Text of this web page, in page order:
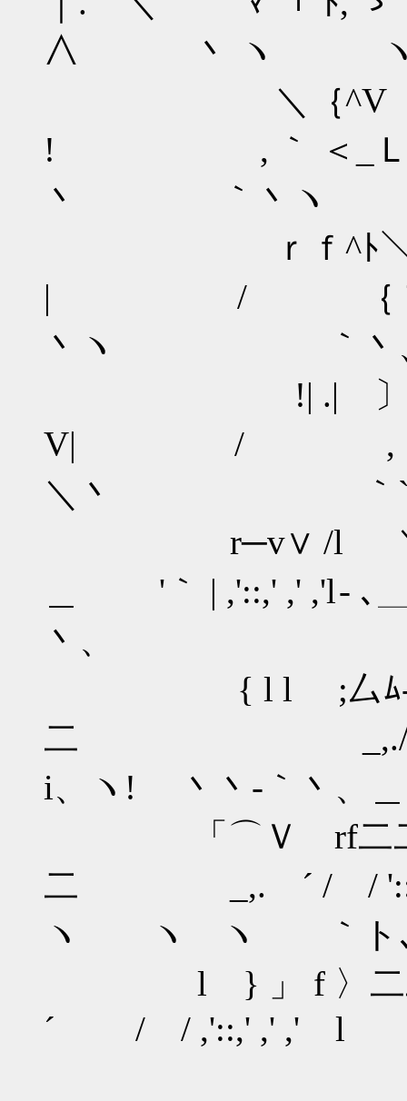
∧ 丶 ヽ ヽ
＼｛^V
! , ｀ ＜_Ｌ
丶 ｀丶ヽ
ｒｆ^ﾄ＼v
| / ｛ ﾌ^
丶ヽ ｀丶
!| .| 〕 l＼
V| / , | r
＼丶 ｀`
r─v∨ /l ＼
＿ '｀ | ,'::,' ,' ,'l - ､
丶、
{ l l ゝ;厶ﾑ----
二 _,./ /
i、ヽ! 丶丶-｀丶、＿
「⌒Ｖ rf二二二
二 _,. ´ / /
ヽ ヽ ヽ ｀ト､
l } 」 f 〉二二二
´ / / ,'::,' ,' ,' l